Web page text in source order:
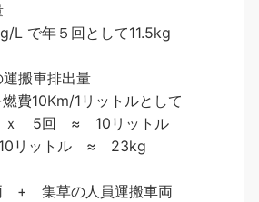
L で年５回として11.5kg
運搬車排出量
10Km/1リットルとして
5回 ≈ 10リットル
ットル ≈ 23kg
+ 集草の人員運搬車両